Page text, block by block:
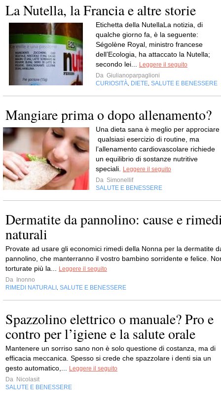
La Nutella, la Francia e altre storie
Etichetta della NutellaLa notizia, di
qualche giorno fa, è la seguente:
Ségolène Royal, ministro francese
dell’Ecologia, ha attaccato la Nutella;
secondo lei...
Leggere il seguito
Da Giulianoparpaglioni
CURIOSITÀ DIETE SALUTE E BENESSERE
Mangiare prima o dopo allenamento?
Una dieta sana è meglio per approciare
qualsiasi esercizio di routine, ma
l’allenamento cardiovascolare richiede
un equilibrio di sostanze nutritive
speciali.
Leggere il seguito
Da Simonellif
SALUTE E BENESSERE
Dermatite da pannolino: cause e
naturali
Provate ad usare gli economici rimedi della Nonna per la dermatite
pannolino, che manterranno il vostro bambino sorridente e felice.
torturate più la...
Leggere il seguito
Da
Inonno
RIMEDI NATURALI
SALUTE E BENESSERE
Spazzolino elettrico o manuale? Pro e
contro per l’igiene e la salute orale
Mantenere un sorriso sano non è solo questione di costanza, ma di
efficacia meccanica. Spesso si crede che spazzolare i denti sia un
gesto automatico,...
Leggere il seguito
Da Nicolasit
SALUTE E BENESSERE